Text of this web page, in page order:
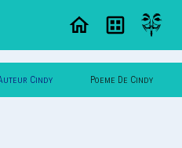
Cindy Poeme De Cindy